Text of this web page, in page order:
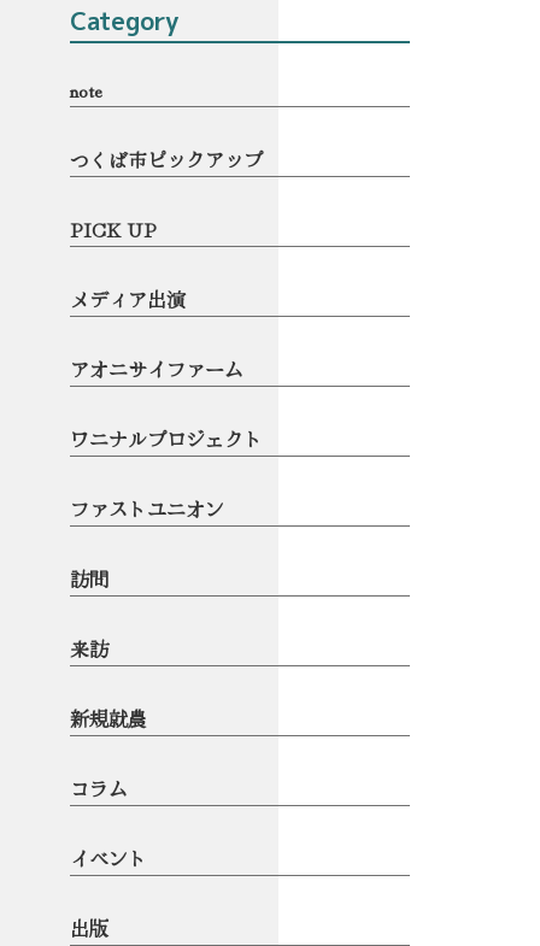
Category
note
つくば市ピックアップ
PICK UP
メディア出演
アオニサイファーム
ワニナルプロジェクト
ファストユニオン
訪問
来訪
新規就農
コラム
イベント
出版